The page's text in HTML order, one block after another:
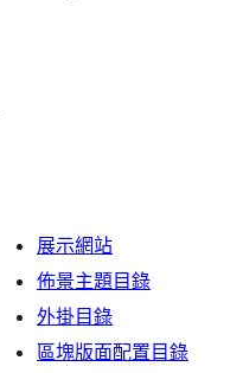
展示網站
佈景主題目錄
外掛目錄
區塊版面配置目錄